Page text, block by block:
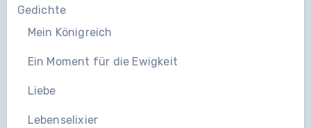
Gedichte
Mein Königreich
Ein Moment für die Ewigkeit
Liebe
Lebenselixier